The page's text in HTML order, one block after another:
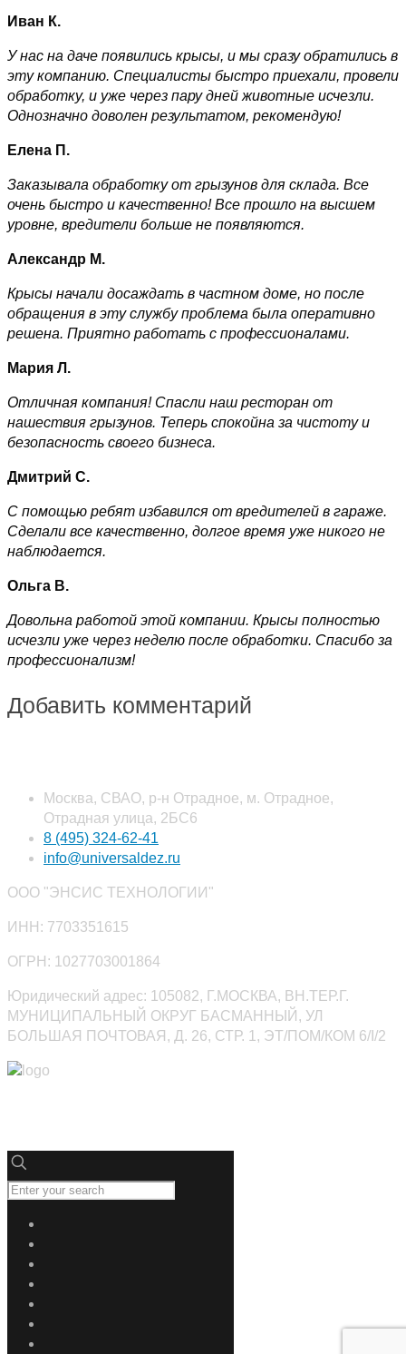
Иван К.
У нас на даче появились крысы, и мы сразу обратились в
эту компанию. Специалисты быстро приехали, провели
обработку, и уже через пару дней животные исчезли.
Однозначно доволен результатом, рекомендую!
Елена П.
Заказывала обработку от грызунов для склада. Все
очень быстро и качественно! Все прошло на высшем
уровне, вредители больше не появляются.
Александр М.
Крысы начали досаждать в частном доме, но после
обращения в эту службу проблема была оперативно
решена. Приятно работать с профессионалами.
Мария Л.
Отличная компания! Спасли наш ресторан от
нашествия грызунов. Теперь спокойна за чистоту и
безопасность своего бизнеса.
Дмитрий С.
С помощью ребят избавился от вредителей в гараже.
Сделали все качественно, долгое время уже никого не
наблюдается.
Ольга В.
Довольна работой этой компании. Крысы полностью
исчезли уже через неделю после обработки. Спасибо за
профессионализм!
Добавить комментарий
Москва, СВАО, р-н Отрадное, м. Отрадное,
Отрадная улица, 2БС6
8 (495) 324-62-41
info@universaldez.ru
ООО "ЭНСИС ТЕХНОЛОГИИ"
ИНН: 7703351615
ОГРН: 1027703001864
Юридический адрес: 105082, Г.МОСКВА, ВН.ТЕР.Г.
МУНИЦИПАЛЬНЫЙ ОКРУГ БАСМАННЫЙ, УЛ
БОЛЬШАЯ ПОЧТОВАЯ, Д. 26, СТР. 1, ЭТ/ПОМ/КОМ 6/I/2